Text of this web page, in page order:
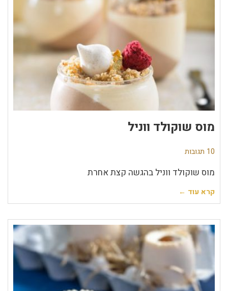
מוס שוקולד ווניל
10 תגובות
מוס שוקולד ווניל בהגשה קצת אחרת
קרא עוד ←